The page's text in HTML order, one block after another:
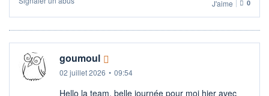
J'aime 0
goumoul
02 juillet 2026 • 09:54
Hello la team, belle journée pour moi hier avec